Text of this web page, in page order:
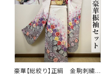
豪華【総絞り】正絹 金駒刺繍